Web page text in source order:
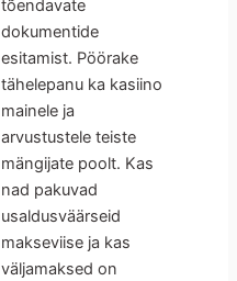
tõendavate
dokumentide
esitamist. Pöörake
tähelepanu ka kasiino
mainele ja
arvustustele teiste
mängijate poolt. Kas
nad pakuvad
usaldusväärseid
makseviise ja kas
väljamaksed on